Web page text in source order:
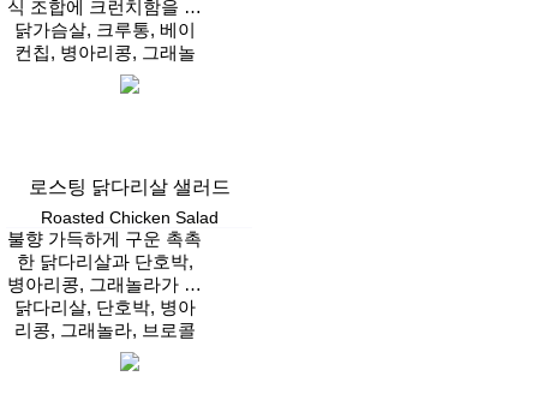
식 조합에 크런치함을 더
해 든든하게 즐기는 고소
한 샐러드
닭가슴살, 크루통, 베이
컨칩, 병아리콩, 그래놀
라, 방울토마토, 그라나
파다노 치즈
로스팅 닭다리살 샐러드
Roasted Chicken Salad
불향 가득하게 구운 촉촉
한 닭다리살과 단호박,
병아리콩, 그래놀라가 어
우러진 풍성한 단백질 샐
러드
닭다리살, 단호박, 병아
리콩, 그래놀라, 브로콜
리, 할라피뇨, 방울 토마
토, 양파, 후리카케